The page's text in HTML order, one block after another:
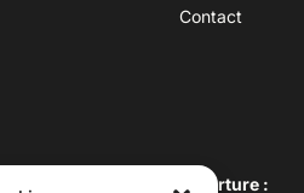
Contact
Horaires d’ouverture :